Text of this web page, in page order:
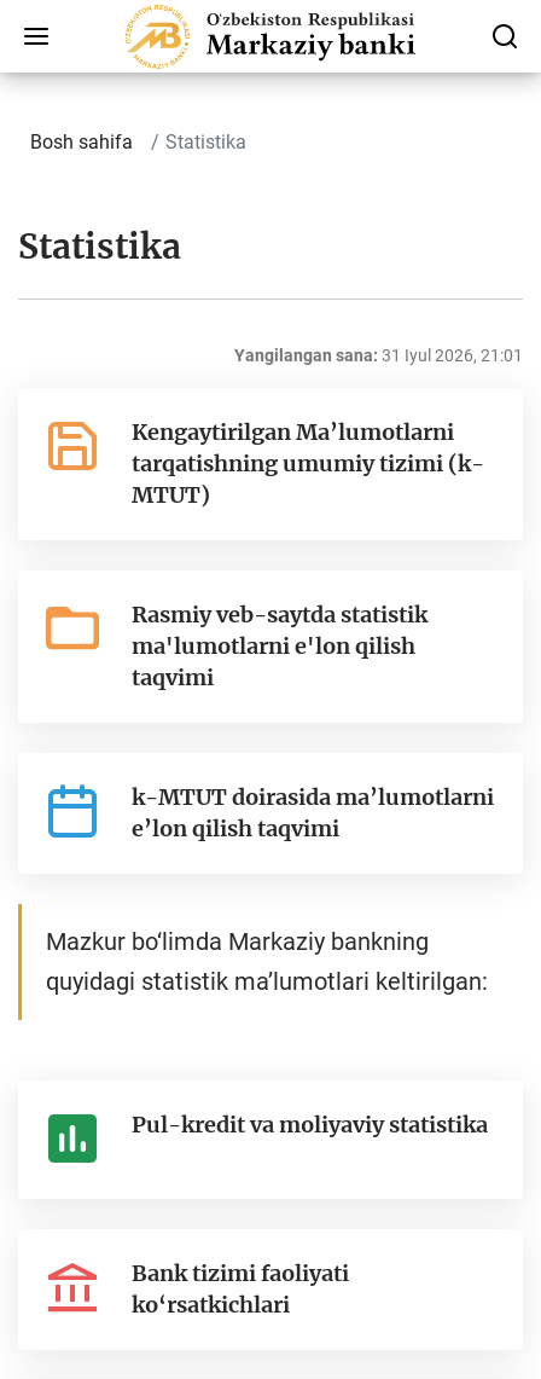
Bosh sahifa Statistika
Statistika
Yangilangan sana: 31 Iyul 2026, 21:01
Kengaytirilgan Ma’lumotlarni
tarqatishning umumiy tizimi (k-
MTUT)
Rasmiy veb-saytda statistik
ma'lumotlarni e'lon qilish
taqvimi
k-MTUT doirasida ma’lumotlarni
e’lon qilish taqvimi
Mazkur bo‘limda Markaziy bankning
quyidagi statistik ma’lumotlari keltirilgan:
Pul-kredit va moliyaviy statistika
Bank tizimi faoliyati
ko‘rsatkichlari